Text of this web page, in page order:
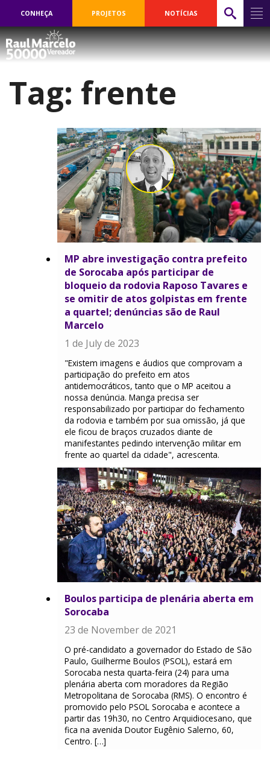
CONHEÇA PROJETOS NOTÍCIAS
Tag: frente
MP abre investigação contra prefeito
de Sorocaba após participar de
bloqueio da rodovia Raposo Tavares e
se omitir de atos golpistas em frente
a quartel; denúncias são de Raul
Marcelo
1 de July de 2023
"Existem imagens e áudios que comprovam a
participação do prefeito em atos
antidemocráticos, tanto que o MP aceitou a
nossa denúncia. Manga precisa ser
responsabilizado por participar do fechamento
da rodovia e também por sua omissão, já que
ele ficou de braços cruzados diante de
manifestantes pedindo intervenção militar em
frente ao quartel da cidade", acrescenta.
Boulos participa de plenária aberta em
Sorocaba
23 de November de 2021
O pré-candidato a governador do Estado de São
Paulo, Guilherme Boulos (PSOL), estará em
Sorocaba nesta quarta-feira (24) para uma
plenária aberta com moradores da Região
Metropolitana de Sorocaba (RMS). O encontro é
promovido pelo PSOL Sorocaba e acontece a
partir das 19h30, no Centro Arquidiocesano, que
fica na avenida Doutor Eugênio Salerno, 60,
Centro. […]